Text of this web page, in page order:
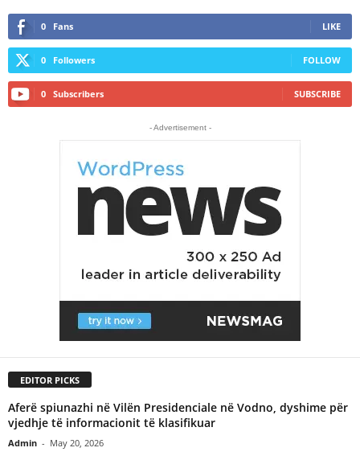
0 Fans LIKE
0 Followers FOLLOW
0 Subscribers SUBSCRIBE
- Advertisement -
EDITOR PICKS
Aferë spiunazhi në Vilën Presidenciale në Vodno, dyshime për
vjedhje të informacionit të klasifikuar
Admin - May 20, 2026